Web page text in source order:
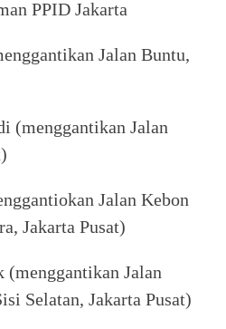
PPID Jakarta
Jalan Buntu,
(menggantikan Jalan
Jalan Kebon
Jakarta Pusat)
(menggantikan Jalan
Selatan, Jakarta Pusat)